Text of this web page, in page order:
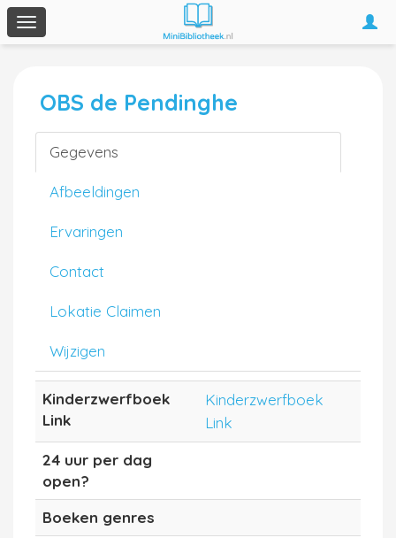
Toggle
navigation
OBS de Pendinghe
Gegevens
Afbeeldingen
Ervaringen
Contact
Lokatie Claimen
Wijzigen
Kinderzwerfboek
Link
Kinderzwerfboek
Link
24 uur per dag
open?
Boeken genres